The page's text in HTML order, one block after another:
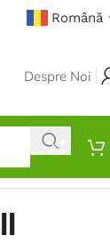
Română
Despre Noi